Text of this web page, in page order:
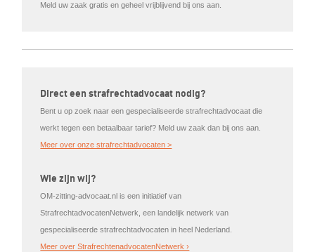
Meld uw zaak gratis en geheel vrijblijvend bij ons aan.
Direct een strafrechtadvocaat nodig?
Bent u op zoek naar een gespecialiseerde strafrechtadvocaat die
werkt tegen een betaalbaar tarief? Meld uw zaak dan bij ons aan.
Meer over onze strafrechtadvocaten >
Wie zijn wij?
OM-zitting-advocaat.nl is een initiatief van
StrafrechtadvocatenNetwerk, een landelijk netwerk van
gespecialiseerde strafrechtadvocaten in heel Nederland.
Meer over StrafrechtenadvocatenNetwerk ›